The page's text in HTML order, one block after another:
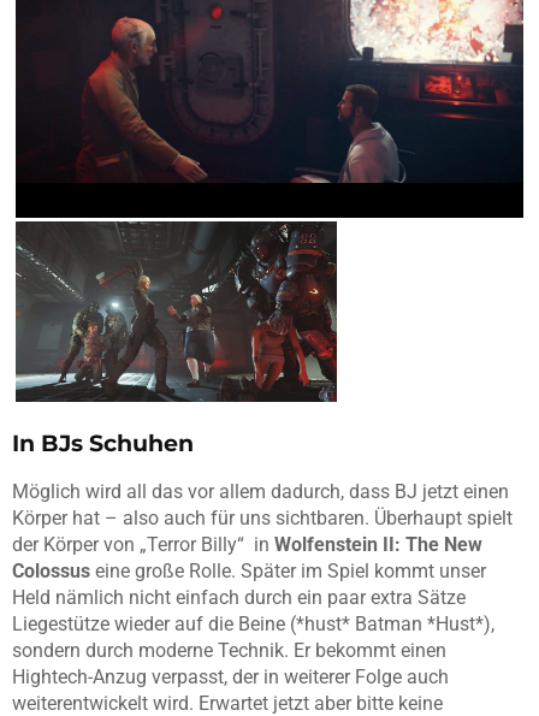
In BJs Schuhen
Möglich wird all das vor allem dadurch, dass BJ jetzt einen
Körper hat – also auch für uns sichtbaren. Überhaupt spielt
der Körper von „Terror Billy“ in Wolfenstein II: The New
Colossus eine große Rolle. Später im Spiel kommt unser
Held nämlich nicht einfach durch ein paar extra Sätze
Liegestütze wieder auf die Beine (*hust* Batman *Hust*),
sondern durch moderne Technik. Er bekommt einen
Hightech-Anzug verpasst, der in weiterer Folge auch
weiterentwickelt wird. Erwartet jetzt aber bitte keine